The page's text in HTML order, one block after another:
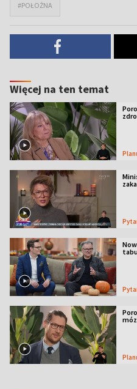
#POŁOŻNA
Więcej na ten temat